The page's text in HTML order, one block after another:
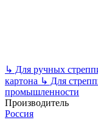
↳ Для ручных
картона ↳ Для
промышленности
Производитель
Россия